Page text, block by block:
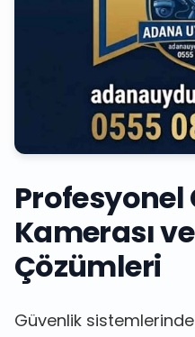
Profesyonel
Kamerası
Çözümleri
Güvenlik